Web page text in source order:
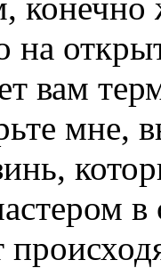
на
вам
мне,
в